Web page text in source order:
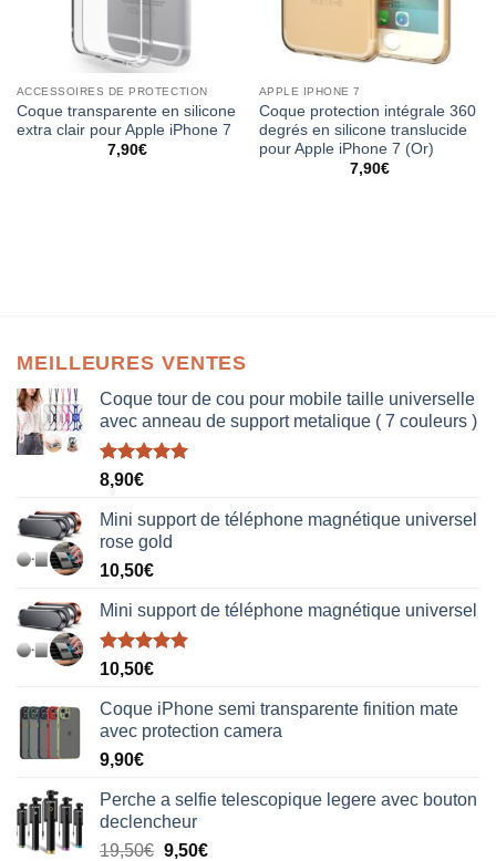
ACCESSOIRES DE PROTECTION
Coque transparente en silicone
extra clair pour Apple iPhone 7
7,90€
APPLE IPHONE 7
Coque protection intégrale 360
degrés en silicone translucide
pour Apple iPhone 7 (Or)
7,90€
MEILLEURES VENTES
Coque tour de cou pour mobile taille universelle
avec anneau de support metalique ( 7 couleurs )
Note5.00
sur 5
8,90€
Mini support de téléphone magnétique universel
rose gold
10,50€
Mini support de téléphone magnétique universel
Note5.00
sur 5
10,50€
Coque iPhone semi transparente finition mate
avec protection camera
9,90€
Perche a selfie telescopique legere avec bouton
declencheur
19,50€ 9,50€